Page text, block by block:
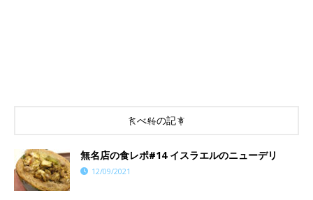
食べ物の記事
​​無名店の食レポ#14 イスラエルのニューデリ
12/09/2021